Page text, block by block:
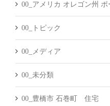
00_アメリカ オレゴン州
00_トピック
00_メディア
00_未分類
00_豊橋市 石巻町 住宅